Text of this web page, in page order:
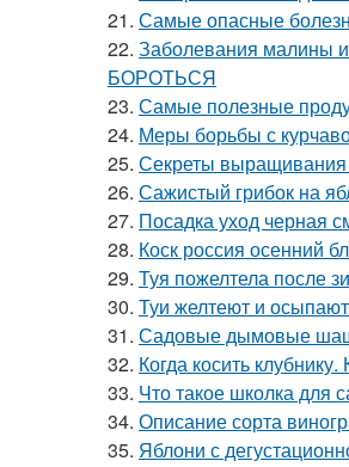
21. Самые опасные
22. Заболевания
БОРОТЬСЯ
23. Самые полезные
24. Меры борьбы с
25. Секреты выращивания
26. Сажистый грибок на
27. Посадка уход черная
28. Коск россия осенний
29. Туя пожелтела после
30. Туи желтеют и
31. Садовые дымовые
32. Когда косить
33. Что такое школка для
34. Описание сорта
35. Яблони с